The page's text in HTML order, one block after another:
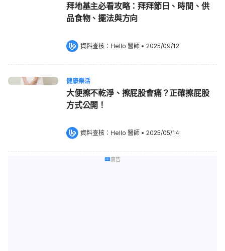
拜地基主必看攻略：拜拜節日、時間、供
品食物、擺法與方向
資料查核： Hello 醫師 • 2025/09/12
健康樂活
大便擦不乾淨、擦屁股會痛？正確擦屁股
方式公開！
資料查核： Hello 醫師 • 2025/05/14
廣告